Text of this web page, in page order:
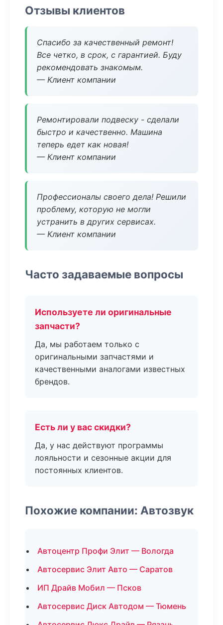
Отзывы клиентов
Спасибо за качественный ремонт!
Все четко, в срок, с гарантией. Буду
рекомендовать знакомым.
— Клиент компании
Ремонтировали подвеску - сделали
быстро и качественно. Машина
теперь едет как новая!
— Клиент компании
Профессионалы своего дела! Решили
проблему, которую не могли
устранить в других сервисах.
— Клиент компании
Часто задаваемые вопросы
Используете ли оригинальные
запчасти?
Да, мы работаем только с
оригинальными запчастями и
качественными аналогами известных
брендов.
Есть ли у вас скидки?
Да, у нас действуют программы
лояльности и сезонные акции для
постоянных клиентов.
Похожие компании: Автозвук
Автоцентр Профи Элит — Вологда
Автосервис Элит Авто — Саратов
ИП Драйв Мобил — Псков
Автосервис Диск Автодом — Тюмень